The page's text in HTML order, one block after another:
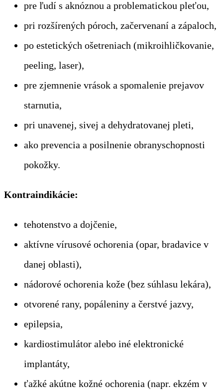
pre ľudí s aknóznou a problematickou pleťou,
pri rozšírených póroch, začervenaní a zápaloch,
po estetických ošetreniach (mikroihličkovanie,
peeling, laser),
pre zjemnenie vrások a spomalenie prejavov
starnutia,
pri unavenej, sivej a dehydratovanej pleti,
ako prevencia a posilnenie obranyschopnosti
pokožky.
Kontraindikácie:
tehotenstvo a dojčenie,
aktívne vírusové ochorenia (opar, bradavice v
danej oblasti),
nádorové ochorenia kože (bez súhlasu lekára),
otvorené rany, popáleniny a čerstvé jazvy,
epilepsia,
kardiostimulátor alebo iné elektronické
implantáty,
ťažké akútne kožné ochorenia (napr. ekzém v